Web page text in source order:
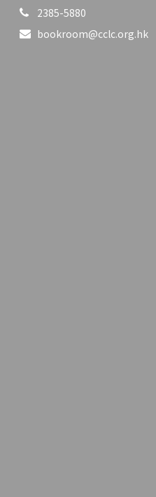
2385-5880
bookroom@cclc.org.hk